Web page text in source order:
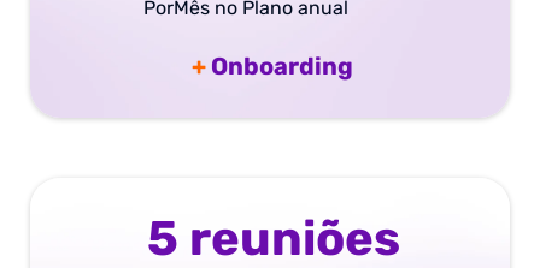
PorMês no Plano anual
+ Onboarding
5 reuniões